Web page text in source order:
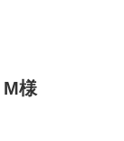
M様